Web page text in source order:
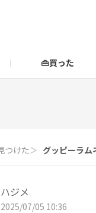
👜買った
つけた＞ グッピーラム
ハジメ
2025/07/05 10:36